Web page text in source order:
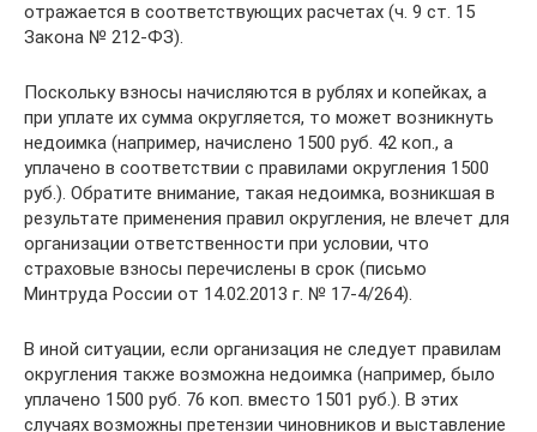
отражается в соответствующих расчетах (ч. 9 ст. 15
Закона № 212-ФЗ).
Поскольку взносы начисляются в рублях и копейках, а
при уплате их сумма округляется, то может возникнуть
недоимка (например, начислено 1500 руб. 42 коп., а
уплачено в соответствии с правилами округления 1500
руб.). Обратите внимание, такая недоимка, возникшая в
результате применения правил округления, не влечет для
организации ответственности при условии, что
страховые взносы перечислены в срок (письмо
Минтруда России от 14.02.2013 г. № 17-4/264).
В иной ситуации, если организация не следует правилам
округления также возможна недоимка (например, было
уплачено 1500 руб. 76 коп. вместо 1501 руб.). В этих
случаях возможны претензии чиновников и выставление